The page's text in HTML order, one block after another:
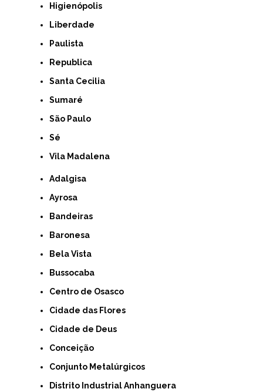
Higienópolis
Liberdade
Paulista
Republica
Santa Cecilia
Sumaré
São Paulo
Sé
Vila Madalena
Adalgisa
Ayrosa
Bandeiras
Baronesa
Bela Vista
Bussocaba
Centro de Osasco
Cidade das Flores
Cidade de Deus
Conceição
Conjunto Metalúrgicos
Distrito Industrial Anhanguera